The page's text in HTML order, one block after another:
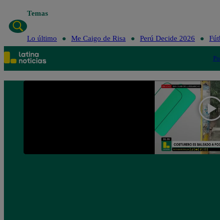
Temas
Lo último Me Caigo de Risa Perú Decide 2026